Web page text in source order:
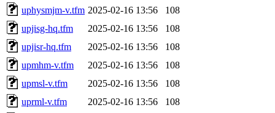
uphysmjm-v.tfm 2025-02-16 13:56
108
upjisg-hq.tfm
2025-02-16 13:56
108
upjisr-hq.tfm
2025-02-16 13:56
108
upmhm-v.tfm
2025-02-16 13:56
108
upmsl-v.tfm
2025-02-16 13:56
108
uprml-v.tfm
2025-02-16 13:56
108